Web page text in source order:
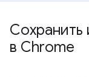
в Chrome